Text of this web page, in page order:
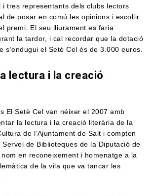
i tres representants dels clubs lectors
de posar en comú les opinions i escollir
premi. El seu lliurament es faria
la tardor, i cal recordar que la dotació
s’endugui el Setè Cel és de 3.000 euros.
lectura i la creació
El Setè Cel van néixer el 2007 amb
la lectura i la creació literària de la
de l’Ajuntament de Salt i compten
de Biblioteques de la Diputació de
en reconeixement i homenatge a la
de la vila que va tancar les